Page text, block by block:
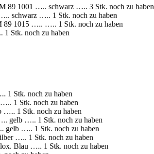
89 1001 ….. schwarz ….. 3 Stk. noch zu haben
schwarz ….. 1 Stk. noch zu haben
1015 ….. ….. 1 Stk. noch zu haben
Stk. noch zu haben
Stk. noch zu haben
1 Stk. noch zu haben
1 Stk. noch zu haben
gelb ….. 1 Stk. noch zu haben
….. 1 Stk. noch zu haben
….. 1 Stk. noch zu haben
Blau ….. 1 Stk. noch zu haben